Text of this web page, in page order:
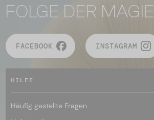
FOLGE DER MAGIE
FACEBOOK INSTAGRAM
HILFE
Häufig gestellte Fragen